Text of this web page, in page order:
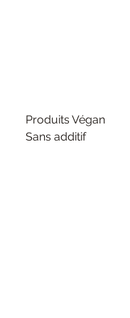
Produits Végan
Sans additif